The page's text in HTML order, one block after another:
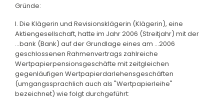
Gründe:
I. Die Klägerin und Revisionsklägerin (Klägerin), eine
Aktiengesellschaft, hatte im Jahr 2006 (Streitjahr) mit der
...bank (Bank) auf der Grundlage eines am ...2006
geschlossenen Rahmenvertrags zahlreiche
Wertpapierpensionsgeschäfte mit zeitgleichen
gegenläufigen Wertpapierdarlehensgeschäften
(umgangssprachlich auch als "Wertpapierleihe"
bezeichnet) wie folgt durchgeführt: